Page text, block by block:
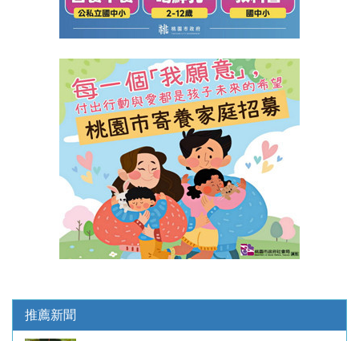
推薦新聞